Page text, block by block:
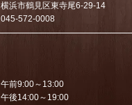
横浜市鶴見区東寺尾6-29-14
045-572-0008
午前9:00～13:00
午後14:00～19:00